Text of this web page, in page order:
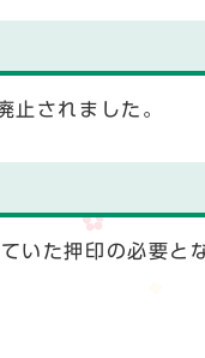
されました。
いた押印の必要と